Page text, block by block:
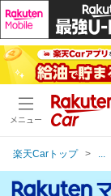
メニュー
楽天Carトップ